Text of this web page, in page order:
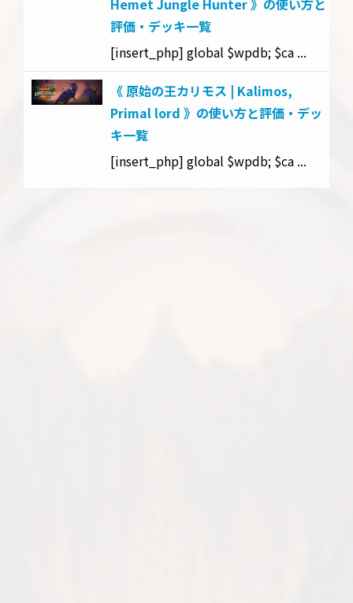
Hemet Jungle Hunter 》の使い方と
評価・デッキ一覧
[insert_php] global $wpdb; $ca ...
《 原始の王カリモス | Kalimos,
Primal lord 》の使い方と評価・デッ
キ一覧
[insert_php] global $wpdb; $ca ...